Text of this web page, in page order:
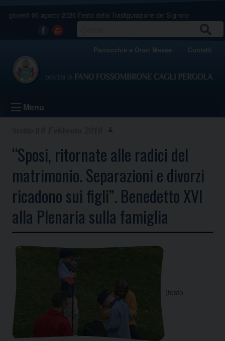
giovedì 06 agosto 2026 Festa della Trasfigurazione del Signore
Facebook
Youtube
Parrocchie e Orari Messe Contatti
Menu
“Sposi, ritornate alle radici del
matrimonio. Separazioni e divorzi
ricadono sui figli”. Benedetto XVI
alla Plenaria sulla famiglia
(testo